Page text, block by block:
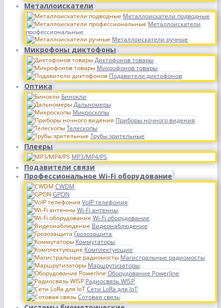
Металлоискатели
Металлоискатели подводные
Металлоискатели
профессиональные
Металлоискатели ручные
Микрофоны диктофоны
Диктофонов товары
Микрофонов товары
Подавители диктофонов
Оптика
Бинокли
Дальномеры
Микроскопы
Приборы ночного видения
Телескопы
Трубы зрительные
Плееры
MP3/MP4/PS
Подавители связи
Профессиональное Wi-Fi оборудование
CWDM
GPON
VoIP телефония
Wi-Fi антенны
Wi-Fi оборудование
Видеонаблюдение
Грозозащита
Коммутаторы
Комплектующие
Магистральные радиомосты
Маршрутизаторы
Оборудование Powerline
Радиосвязь WISP
Сети LoRa для IoT
Сотовая связь